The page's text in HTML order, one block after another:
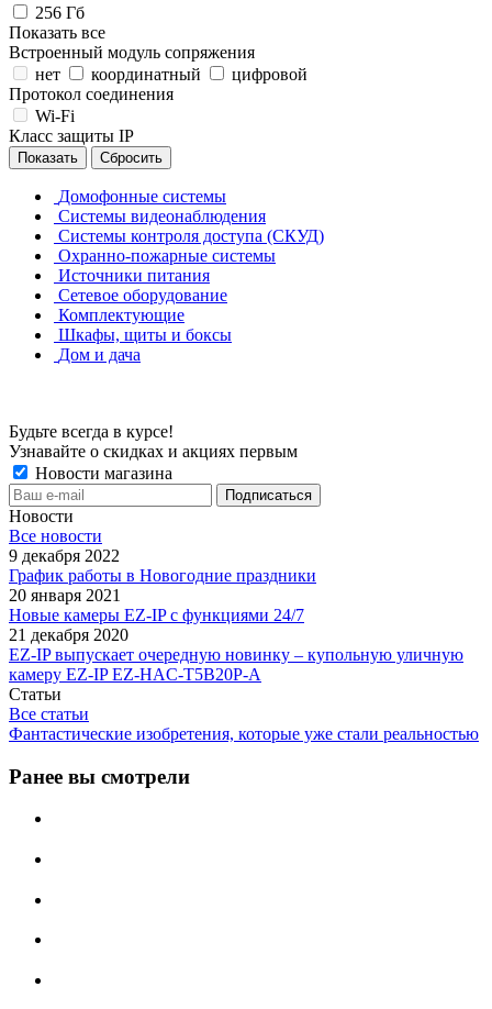
256 Гб
Показать все
Встроенный модуль сопряжения
нет
координатный
цифровой
Протокол соединения
Wi-Fi
Класс защиты IP
Сбросить
Домофонные системы
Системы видеонаблюдения
Системы контроля доступа (СКУД)
Охранно-пожарные системы
Источники питания
Сетевое оборудование
Комплектующие
Шкафы, щиты и боксы
Дом и дача
Будьте всегда в курсе!
Узнавайте о скидках и акциях первым
Новости магазина
Новости
Все новости
9 декабря 2022
График работы в Новогодние праздники
20 января 2021
Новые камеры EZ-IP с функциями 24/7
21 декабря 2020
EZ-IP выпускает очередную новинку – купольную уличную
камеру EZ-IP EZ-HAC-T5B20P-A
Статьи
Все статьи
Фантастические изобретения, которые уже стали реальностью
Ранее вы смотрели